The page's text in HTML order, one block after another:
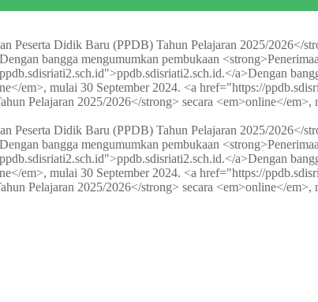
Peserta Didik Baru (PPDB) Tahun Pelajaran 2025/2026</
Dengan bangga mengumumkan pembukaan
a>Dengan
em>, mulai 30 September 2024. <a href="https://
Pelajaran 2025/2026</strong> secara <em>online</em>,
Peserta Didik Baru (PPDB) Tahun Pelajaran 2025/2026</
Dengan bangga mengumumkan pembukaan
a>Dengan
em>, mulai 30 September 2024. <a href="https://
Pelajaran 2025/2026</strong> secara <em>online</em>,